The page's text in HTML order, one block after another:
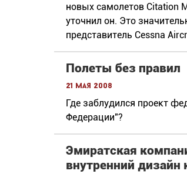
новых самолетов Citation
уточнил он. Это
представитель Cessna
Полеты без правил
21 мая 2008
Где заблудился проект
Федерации"?
Эмиратская
внутренний